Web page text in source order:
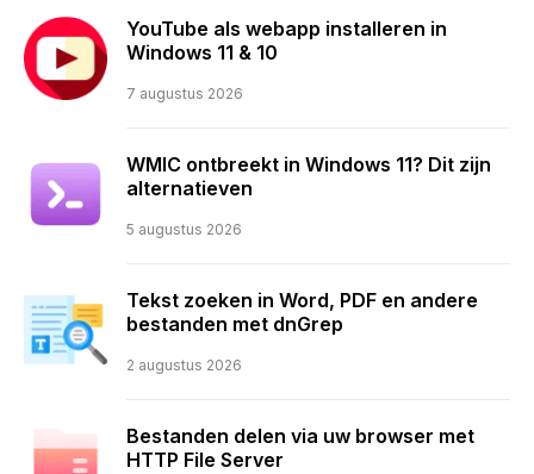
YouTube als webapp installeren in
Windows 11 & 10
7 augustus 2026
WMIC ontbreekt in Windows 11? Dit zijn
alternatieven
5 augustus 2026
Tekst zoeken in Word, PDF en andere
bestanden met dnGrep
2 augustus 2026
Bestanden delen via uw browser met
HTTP File Server